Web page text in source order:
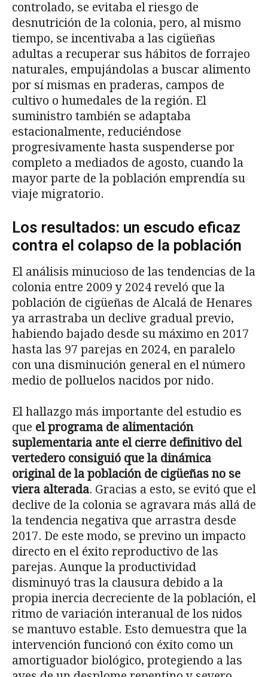
controlado, se evitaba el riesgo de
desnutrición de la colonia, pero, al mismo
tiempo, se incentivaba a las cigüeñas
adultas a recuperar sus hábitos de forrajeo
naturales, empujándolas a buscar alimento
por sí mismas en praderas, campos de
cultivo o humedales de la región. El
suministro también se adaptaba
estacionalmente, reduciéndose
progresivamente hasta suspenderse por
completo a mediados de agosto, cuando la
mayor parte de la población emprendía su
viaje migratorio.
Los resultados: un escudo eficaz
contra el colapso de la población
El análisis minucioso de las tendencias de la
colonia entre 2009 y 2024 reveló que la
población de cigüeñas de Alcalá de Henares
ya arrastraba un declive gradual previo,
habiendo bajado desde su máximo en 2017
hasta las 97 parejas en 2024, en paralelo
con una disminución general en el número
medio de polluelos nacidos por nido.
El hallazgo más importante del estudio es
que el programa de alimentación
suplementaria ante el cierre definitivo del
vertedero consiguió que la dinámica
original de la población de cigüeñas no se
viera alterada. Gracias a esto, se evitó que el
declive de la colonia se agravara más allá de
la tendencia negativa que arrastra desde
2017. De este modo, se previno un impacto
directo en el éxito reproductivo de las
parejas. Aunque la productividad
disminuyó tras la clausura debido a la
propia inercia decreciente de la población, el
ritmo de variación interanual de los nidos
se mantuvo estable. Esto demuestra que la
intervención funcionó con éxito como un
amortiguador biológico, protegiendo a las